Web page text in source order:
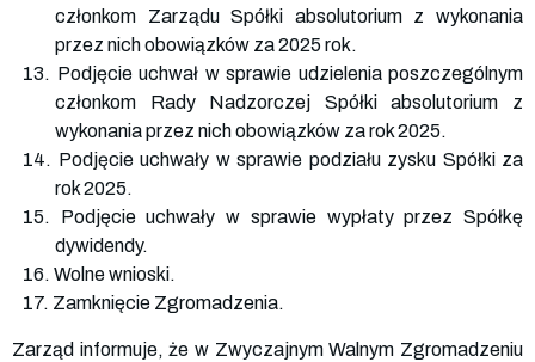
członkom Zarządu Spółki absolutorium z wykonania
przez nich obowiązków za 2025 rok.
13. Podjęcie uchwał w sprawie udzielenia poszczególnym
członkom Rady Nadzorczej Spółki absolutorium z
wykonania przez nich obowiązków za rok 2025.
14. Podjęcie uchwały w sprawie podziału zysku Spółki za
rok 2025.
15. Podjęcie uchwały w sprawie wypłaty przez Spółkę
dywidendy.
16. Wolne wnioski.
17. Zamknięcie Zgromadzenia.
Zarząd informuje, że w Zwyczajnym Walnym Zgromadzeniu